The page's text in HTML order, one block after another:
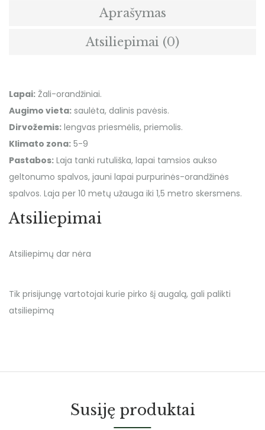
Aprašymas
Atsiliepimai (0)
Lapai: Žali-orandžiniai.
Augimo vieta: saulėta, dalinis pavėsis.
Dirvožemis: lengvas priesmėlis, priemolis.
Klimato zona: 5-9
Pastabos: Laja tanki rutuliška, lapai tamsios aukso
geltonumo spalvos, jauni lapai purpurinės-orandžinės
spalvos. Laja per 10 metų užauga iki 1,5 metro skersmens.
Atsiliepimai
Atsiliepimų dar nėra
Tik prisijungę vartotojai kurie pirko šį augalą, gali palikti
atsiliepimą
Susiję produktai